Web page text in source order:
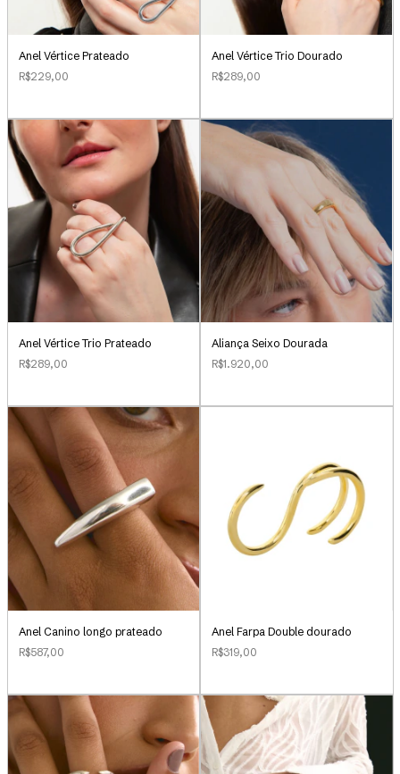
Anel Vértice Prateado
R$229,00
Anel Vértice Trio Dourado
R$289,00
Anel Vértice Trio Prateado
R$289,00
Aliança Seixo Dourada
R$1.920,00
Anel Canino longo prateado
R$587,00
Anel Farpa Double dourado
R$319,00